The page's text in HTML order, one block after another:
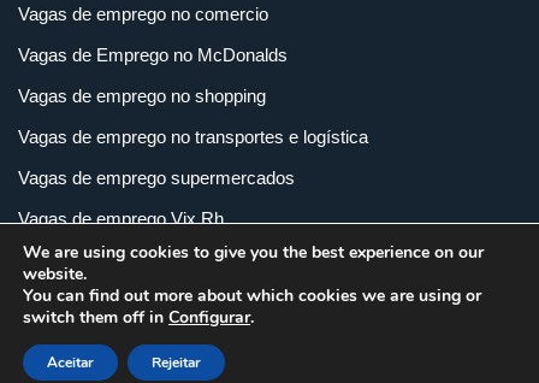
Vagas de emprego no comercio
Vagas de Emprego no McDonalds
Vagas de emprego no shopping
Vagas de emprego no transportes e logística
Vagas de emprego supermercados
Vagas de emprego Vix Rh
Vagas de empregos em imobiliária
Vagas de empregos em loja
Vagas de empregos na indústria
We are using cookies to give you the best experience on our
website.
You can find out more about which cookies we are using or
switch them off in Configurar.
Aceitar Rejeitar